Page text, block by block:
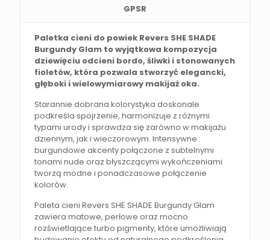
GPSR
Paletka cieni do powiek Revers SHE SHADE
Burgundy Glam to wyjątkowa kompozycja
dziewięciu odcieni bordo, śliwki i stonowanych
fioletów, która pozwala stworzyć elegancki,
głęboki i wielowymiarowy makijaż oka.
Starannie dobrana kolorystyka doskonale
podkreśla spojrzenie, harmonizuje z różnymi
typami urody i sprawdza się zarówno w makijażu
dziennym, jak i wieczorowym. Intensywne
burgundowe akcenty połączone z subtelnymi
tonami nude oraz błyszczącymi wykończeniami
tworzą modne i ponadczasowe połączenie
kolorów.
Paleta cieni Revers SHE SHADE Burgundy Glam
zawiera matowe, perłowe oraz mocno
rozświetlające turbo pigmenty, które umożliwiają